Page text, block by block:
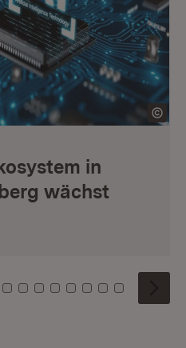
in
wächst
3 4 5
Kachel: 6
Zu Kachel: 7
Zu Kachel: 8
Zu Kachel: 9
Zu Kachel: 10
Zu Kachel: 11
Zu Kachel: 12
Zu Kachel:
Zu